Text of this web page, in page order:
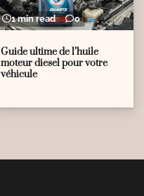
1 min read 0
Guide ultime de l’huile
moteur diesel pour votre
véhicule